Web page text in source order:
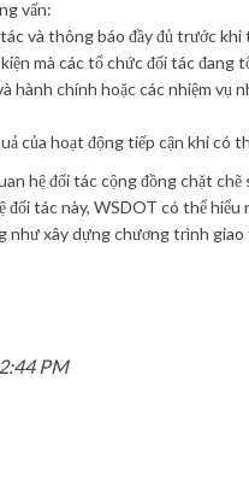
vấn:
và thông báo đầy đủ trước khi
mà các tổ chức đối tác đang
hành chính hoặc các nhiệm
của hoạt động tiếp cận khi có
hệ đối tác cộng đồng chặt chẽ
tác này, WSDOT có thể
như xây dựng chương trình
PM